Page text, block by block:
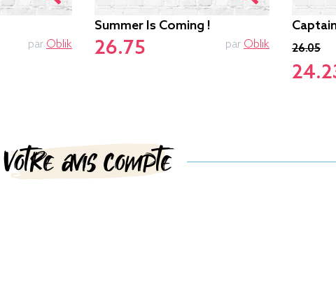
par Oblik
Summer Is Coming !
26.75 par Oblik 26.05
Votre avis compte